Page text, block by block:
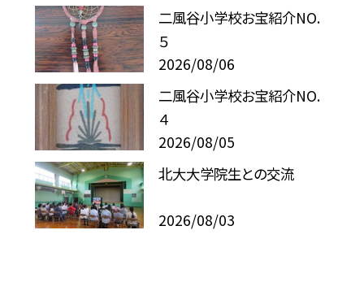
二風谷小学校お宝紹介NO.
５
2026/08/06
二風谷小学校お宝紹介NO.
４
2026/08/05
北大大学院生との交流
2026/08/03